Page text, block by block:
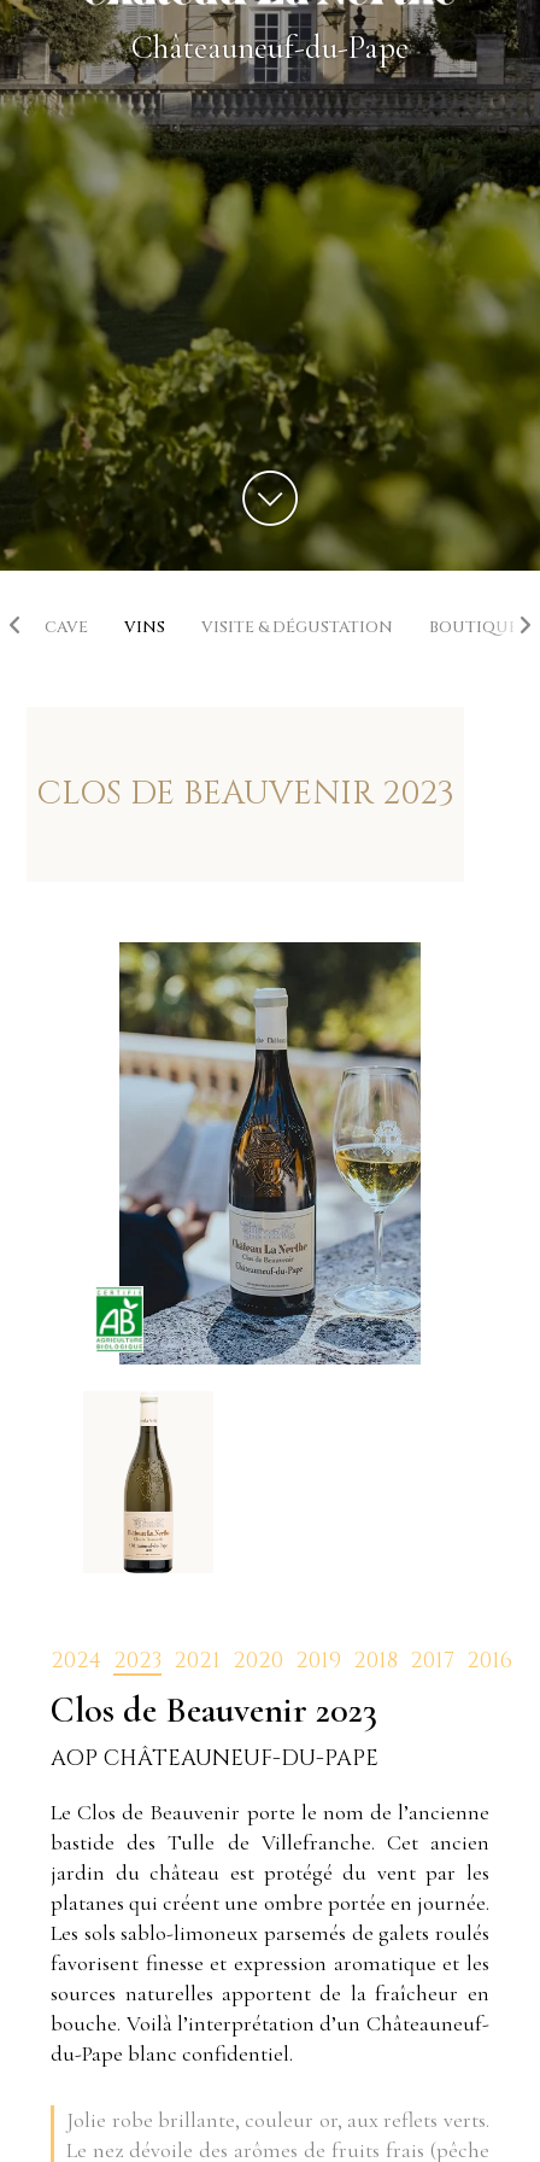
Châteauneuf-du-Pape
CAVE VINS VISITE & DÉGUSTATION BOUTIQUE
CLOS DE BEAUVENIR 2023
2024 2023 2021 2020 2019 2018 2017 2016
Clos de Beauvenir2023
AOP CHÂTEAUNEUF-DU-PAPE
Le Clos de Beauvenir porte le nom de l’ancienne
bastide des Tulle de Villefranche. Cet ancien
jardin du château est protégé du vent par les
platanes qui créent une ombre portée en journée.
Les sols sablo-limoneux parsemés de galets roulés
favorisent finesse et expression aromatique et les
sources naturelles apportent de la fraîcheur en
bouche. Voilà l’interprétation d’un Châteauneuf-
du-Pape blanc confidentiel.
Jolie robe brillante, couleur or, aux reflets verts.
Le nez dévoile des arômes de fruits frais (pêche